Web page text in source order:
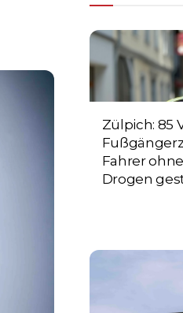
Zülpich: 85
Fahrer
Drogen